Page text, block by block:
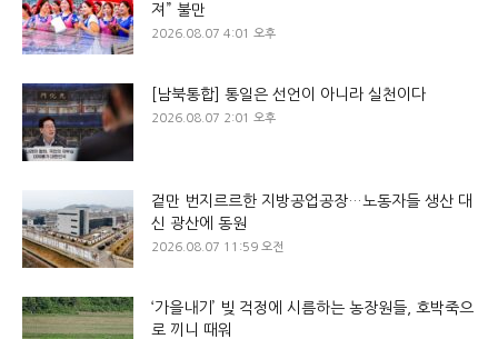
져” 불만
2026.08.07 4:01 오후
[남북통합] 통일은 선언이 아니라 실천이다
2026.08.07 2:01 오후
겉만 번지르르한 지방공업공장…노동자들 생산 대
신 광산에 동원
2026.08.07 11:59 오전
‘가을내기’ 빚 걱정에 시름하는 농장원들, 호박죽으
로 끼니 때워